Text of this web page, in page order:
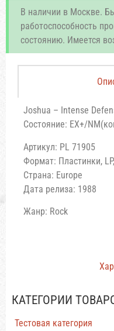
КАТЕГОРИИ
Тестовая категория
В наличии в Москве.
работоспособность
состоянию. Имеется
Joshua – Intense
Состояние: EX+/
Артикул: PL 71905
Формат: Пластинки,
Страна: Europe
Дата релиза: 1988
Жанр: Rock